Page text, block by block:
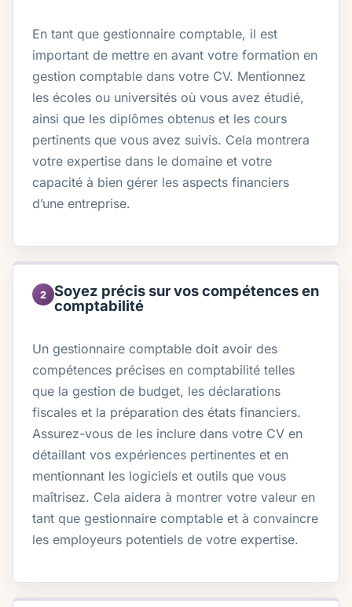
En tant que gestionnaire comptable, il est
important de mettre en avant votre formation en
gestion comptable dans votre CV. Mentionnez
les écoles ou universités où vous avez étudié,
ainsi que les diplômes obtenus et les cours
pertinents que vous avez suivis. Cela montrera
votre expertise dans le domaine et votre
capacité à bien gérer les aspects financiers
d’une entreprise.
2
Soyez précis sur vos compétences en
comptabilité
Un gestionnaire comptable doit avoir des
compétences précises en comptabilité telles
que la gestion de budget, les déclarations
fiscales et la préparation des états financiers.
Assurez-vous de les inclure dans votre CV en
détaillant vos expériences pertinentes et en
mentionnant les logiciels et outils que vous
maîtrisez. Cela aidera à montrer votre valeur en
tant que gestionnaire comptable et à convaincre
les employeurs potentiels de votre expertise.